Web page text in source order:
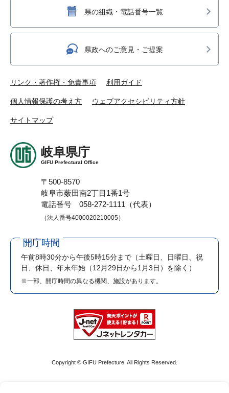
県の組織・電話番号一覧
県政へのご意見・ご提案
リンク・著作権・免責事項 利用ガイド
個人情報保護の考え方 ウェブアクセシビリティ方針
サイトマップ
岐阜県庁
GIFU Prefectural Office
〒500-8570
岐阜市薮田南2丁目1番1号
電話番号 058-272-1111（代表）
（法人番号4000020210005）
開庁時間
午前8時30分から午後5時15分まで （土曜日、日曜日、祝
日、休日、年末年始（12月29日から1月3日）を除く）
※一部、開庁時間の異なる機関、施設があります。
Copyright © GIFU Prefecture. All Rights Reserved.